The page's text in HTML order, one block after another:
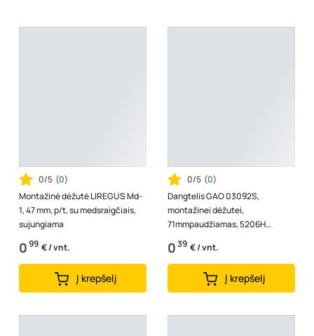
0/5 (0)
Montažinė dėžutė LIREGUS Md-
1, 47 mm, p/t, su medsraigčiais,
sujungiama
099 € / vnt.
Į krepšelį
0/5 (0)
Dangtelis GAO 03092S,
montažinei dėžutei,
71mmpaudžiamas, 5206H
T650dgr
039 € / vnt.
Į krepšelį